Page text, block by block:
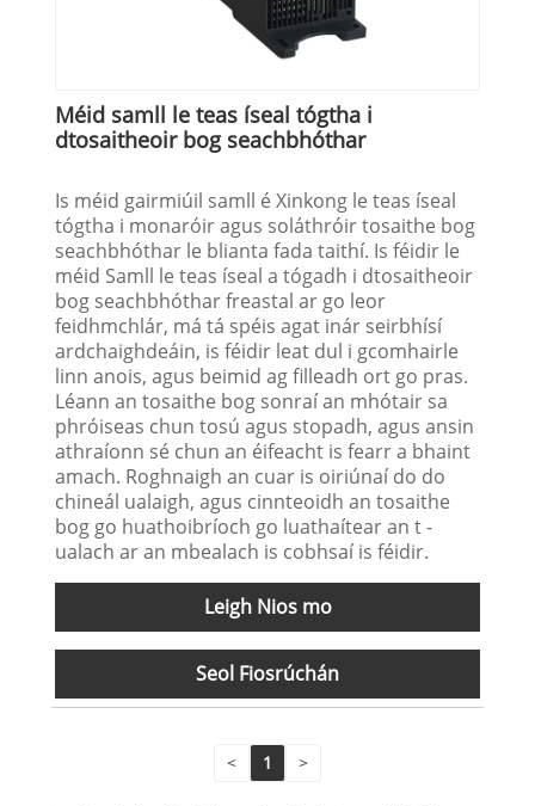
Méid samll le teas íseal tógtha i
dtosaitheoir bog seachbhóthar
Is méid gairmiúil samll é Xinkong le teas íseal
tógtha i monaróir agus soláthróir tosaithe bog
seachbhóthar le blianta fada taithí. Is féidir le
méid Samll le teas íseal a tógadh i dtosaitheoir
bog seachbhóthar freastal ar go leor
feidhmchlár, má tá spéis agat inár seirbhísí
ardchaighdeáin, is féidir leat dul i gcomhairle
linn anois, agus beimid ag filleadh ort go pras.
Léann an tosaithe bog sonraí an mhótair sa
phróiseas chun tosú agus stopadh, agus ansin
athraíonn sé chun an éifeacht is fearr a bhaint
amach. Roghnaigh an cuar is oiriúnaí do do
chineál ualaigh, agus cinnteoidh an tosaithe
bog go huathoibríoch go luathaítear an t -
ualach ar an mbealach is cobhsaí is féidir.
Leigh Nios mo
Seol Fiosrúchán
< 1 >